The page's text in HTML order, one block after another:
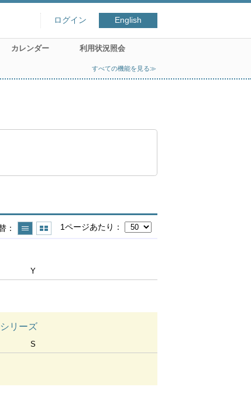
ログイン English
カレンダー 利用状況照会
すべての機能を見る≫
1ページあたり
Y
リーズ
S